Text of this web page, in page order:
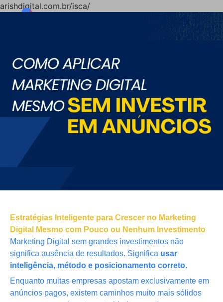
arishdigital.com.br/isca/
Estratégias Inteligente para Crescer no Marketing
Digital Mesmo com Pouco ou Nenhum Investimento
Marketing Digital sem grandes investimentos não
significa ausência de resultados. Significa usar
inteligência, método e posicionamento correto.
Enquanto muitas empresas apostam exclusivamente em
anúncios pagos, existem caminhos muito mais sólidos